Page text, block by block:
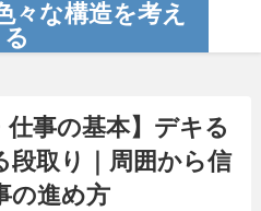
々な構造を考え
る
仕事の基本】デキる
段取り｜周囲から信
の進め方